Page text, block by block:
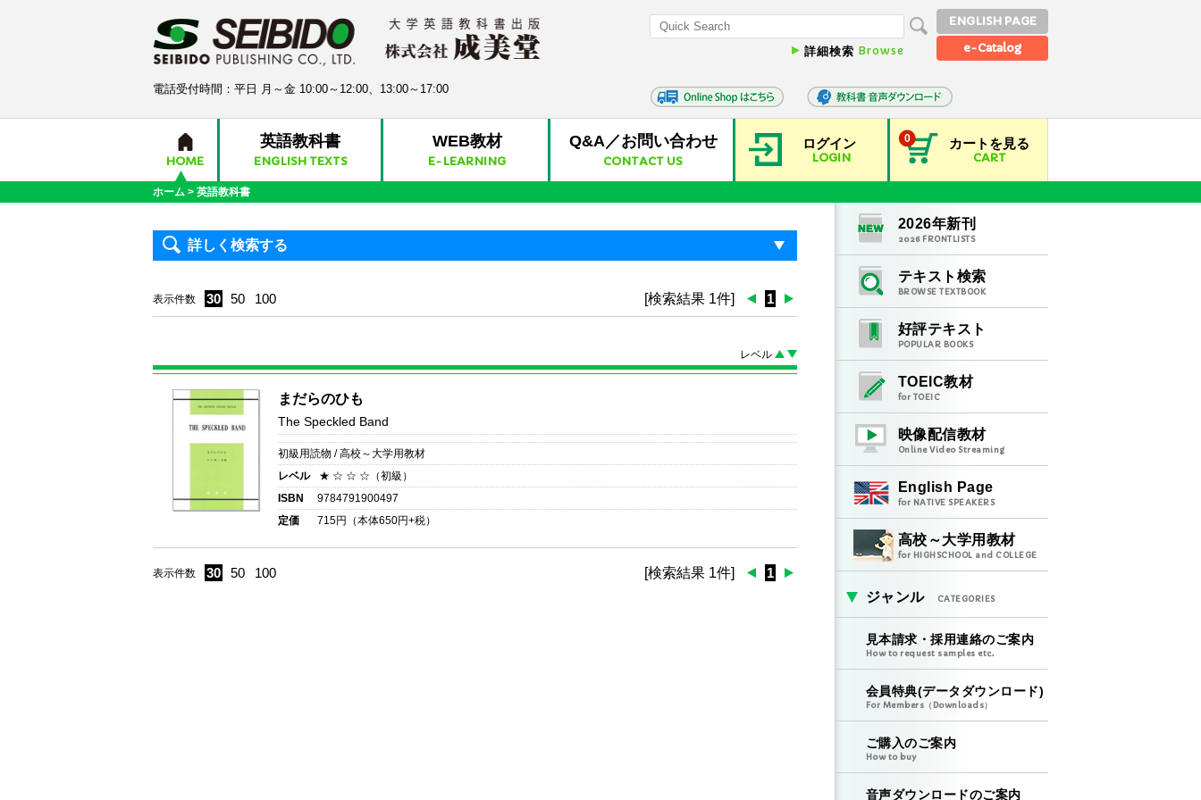
詳細検索 Browse
ENGLISH PAGE
e-Catalog
電話受付時間：平日 月～金 10:00～12:00、13:00～17:00
HOME
英語教科書
ENGLISH TEXTS
WEB教材
E-LEARNING
Q&A／お問い合わせ
CONTACT US
ログイン
LOGIN
カートを見る
CART
0
ホーム > 英語教科書
詳しく検索する
表示件数 30 50 100 [検索結果 1件] 1
レベル
まだらのひも
The Speckled Band
初級用読物 / 高校～大学用教材
レベル
★ ☆ ☆ ☆（初級）
ISBN
9784791900497
定価
715円（本体650円+税）
表示件数 30 50 100 [検索結果 1件] 1
2026年新刊
2026FRONTLISTS
テキスト検索
BROWSE TEXTBOOK
好評テキスト
POPULAR BOOKS
TOEIC教材
for TOEIC
映像配信教材
Online Video Streaming
English Page
for NATIVE SPEAKERS
高校～大学用教材
for HIGHSCHOOL and COLLEGE
ジャンル CATEGORIES
見本請求・採用連絡のご案内
How to request samples etc.
会員特典(データダウンロード)
For Members（Downloads）
ご購入のご案内
How to buy
音声ダウンロードのご案内